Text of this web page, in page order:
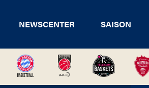
NEWSCENTER SAISON